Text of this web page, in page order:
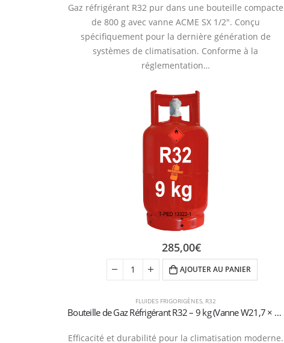
Gaz réfrigérant R32 pur dans une bouteille compacte
de 800 g avec vanne ACME SX 1/2″. Conçu
spécifiquement pour la dernière génération de
systèmes de climatisation. Conforme à la
réglementation…
FLUIDES FRIGORIGÈNES, R32
Bouteille de Gaz Réfrigérant R32 – 9 kg (Vanne W21,7 × 1/14″ Gauche) – Rechargeable
Efficacité et durabilité pour la climatisation moderne.
285,00€
AJOUTER AU PANIER